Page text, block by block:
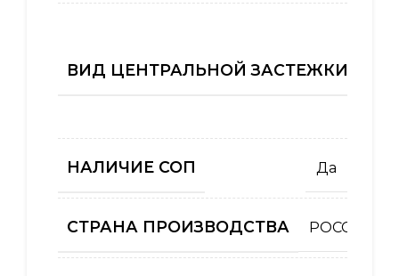
ВИД ЦЕНТРАЛЬНОЙ ЗАСТЕЖКИ
НАЛИЧИЕ СОП Да
СТРАНА ПРОИЗВОДСТВА РОССИЯ